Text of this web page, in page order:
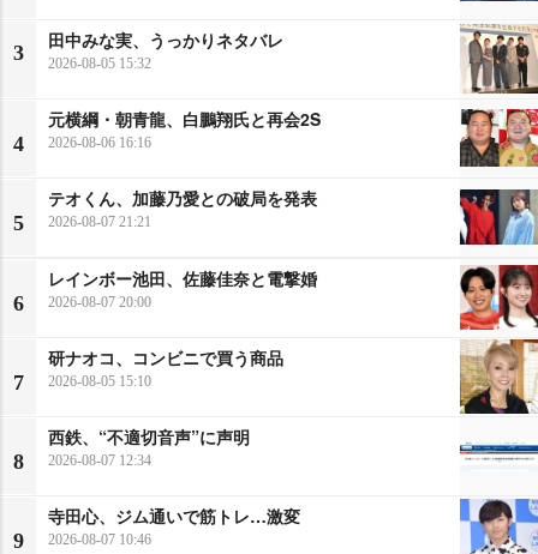
3
田中みな実、うっかりネタバレ
2026-08-05 15:32
4
元横綱・朝青龍、白鵬翔氏と再会2S
2026-08-06 16:16
5
テオくん、加藤乃愛との破局を発表
2026-08-07 21:21
6
レインボー池田、佐藤佳奈と電撃婚
2026-08-07 20:00
7
研ナオコ、コンビニで買う商品
2026-08-05 15:10
8
西鉄、“不適切音声”に声明
2026-08-07 12:34
9
寺田心、ジム通いで筋トレ…激変
2026-08-07 10:46